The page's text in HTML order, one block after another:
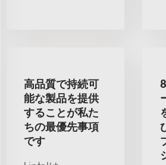
高品質で持続可
能な製品を提供
することが私た
ちの最優先事項
です